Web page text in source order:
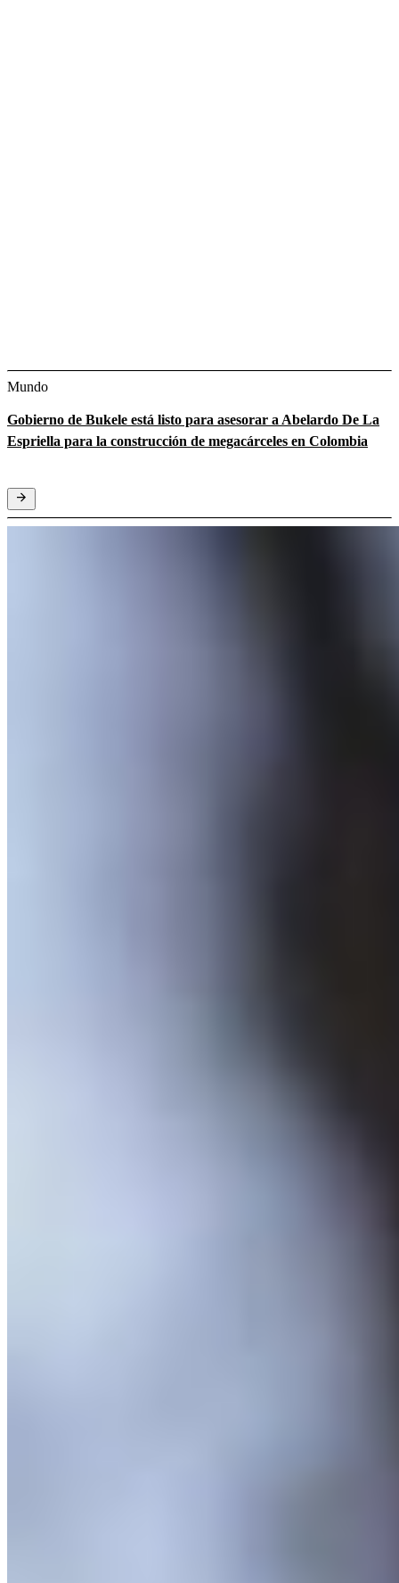
Mundo
Gobierno de Bukele está listo para asesorar a Abelardo De La
Espriella para la construcción de megacárceles en Colombia